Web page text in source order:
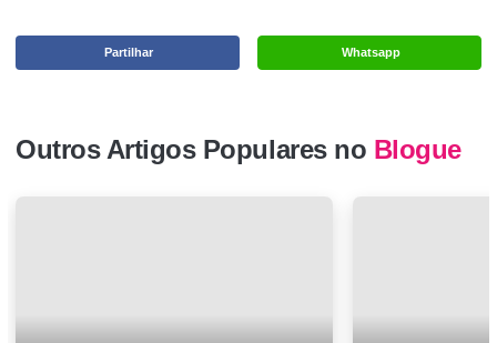
Whatsapp
Partilhar
Outros Artigos Populares no Blogue